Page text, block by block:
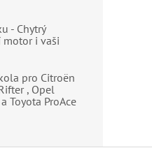
- Chytrý
motor i vaši
pro Citroën
, Opel
Toyota ProAce